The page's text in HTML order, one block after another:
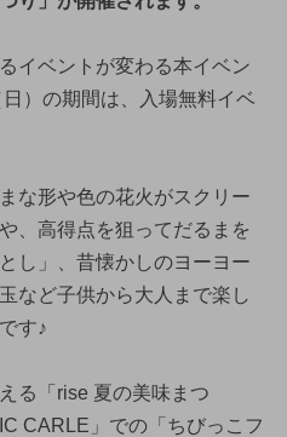
イベントが変わる本イベン
）の期間は、入場無料イベ
な形や色の花火がスクリー
、高得点を狙ってだるまを
し」、昔懐かしのヨーヨー
など子供から大人まで楽し
す♪
る「rise 夏の美味まつ
CARLE」での「ちびっこフ